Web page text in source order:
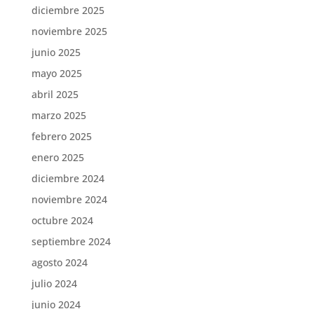
diciembre 2025
noviembre 2025
junio 2025
mayo 2025
abril 2025
marzo 2025
febrero 2025
enero 2025
diciembre 2024
noviembre 2024
octubre 2024
septiembre 2024
agosto 2024
julio 2024
junio 2024